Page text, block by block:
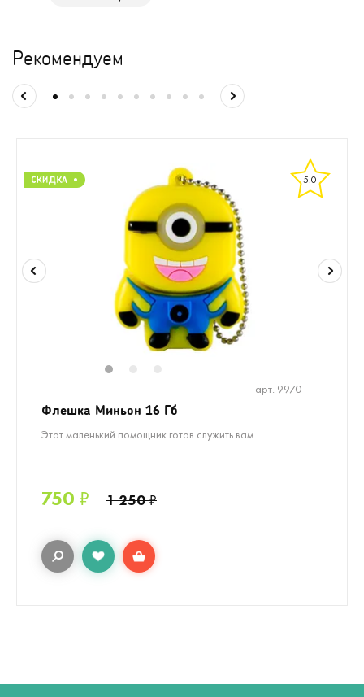
Рекомендуем
5.0
арт. 9970
Флешка Миньон 16 Гб
Этот маленький помощник готов служить вам
750 ₽ 1 250₽